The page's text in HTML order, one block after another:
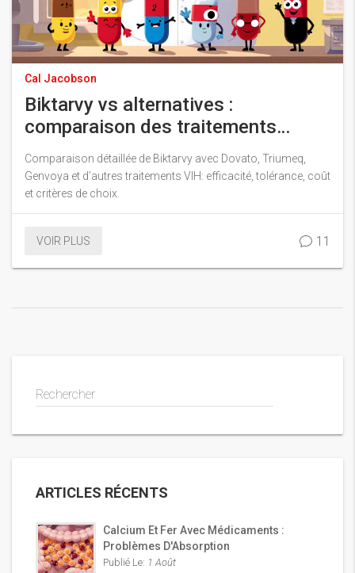
Cal Jacobson
Biktarvy vs alternatives :
comparaison des traitements
antirétroviraux pour le VIH
Comparaison détaillée de Biktarvy avec Dovato, Triumeq,
Genvoya et d’autres traitements VIH: efficacité, tolérance, coût
et critères de choix.
VOIR PLUS 11
Rechercher
ARTICLES RÉCENTS
Calcium Et Fer Avec Médicaments :
Problèmes D'Absorption
Publié Le: 1 Août